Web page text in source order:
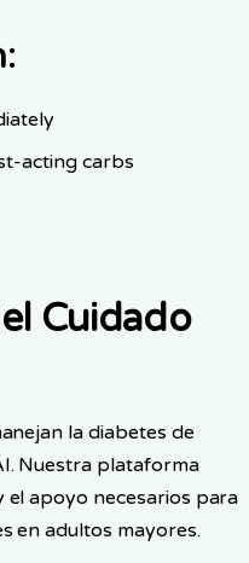
acting carbs
Cuidado
la diabetes de
Nuestra plataforma
apoyo necesarios para
en adultos mayores.